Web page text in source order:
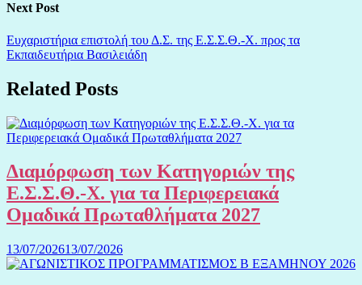
Next Post
Ευχαριστήρια επιστολή του Δ.Σ. της Ε.Σ.Σ.Θ.-Χ. προς τα
Εκπαιδευτήρια Βασιλειάδη
Related Posts
Διαμόρφωση των Κατηγοριών της
Ε.Σ.Σ.Θ.-Χ. για τα Περιφερειακά
Ομαδικά Πρωταθλήματα 2027
13/07/202613/07/2026